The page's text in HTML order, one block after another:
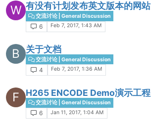
W 有没有计划发布英文版本的网站
交流讨论 | General Discussion
6 Feb 7, 2017, 1:43 AM
B 关于文档
交流讨论 | General Discussion
4 Feb 7, 2017, 1:36 AM
F H265 ENCODE Demo演示工程
交流讨论 | General Discussion
6 Jan 11, 2017, 1:04 AM